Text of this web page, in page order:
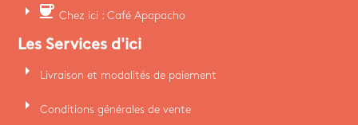
arrow_right coffee Chez ici : Café Apapacho
Les Services d'ici
arrow_right Livraison et modalités de paiement
arrow_right Conditions générales de vente